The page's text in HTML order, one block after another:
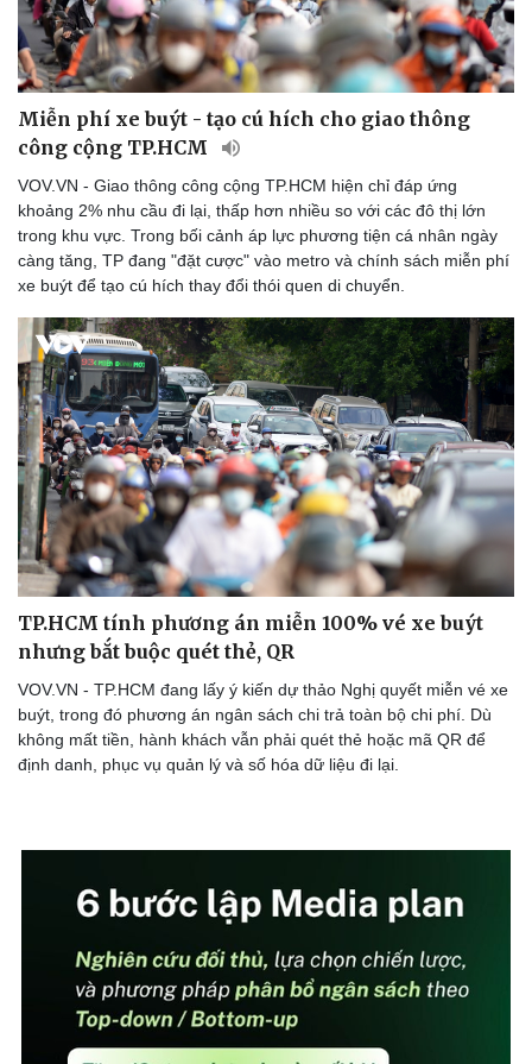
Miễn phí xe buýt - tạo cú hích cho giao thông
công cộng TP.HCM
VOV.VN - Giao thông công cộng TP.HCM hiện chỉ đáp ứng
khoảng 2% nhu cầu đi lại, thấp hơn nhiều so với các đô thị lớn
trong khu vực. Trong bối cảnh áp lực phương tiện cá nhân ngày
càng tăng, TP đang "đặt cược" vào metro và chính sách miễn phí
xe buýt để tạo cú hích thay đổi thói quen di chuyển.
TP.HCM tính phương án miễn 100% vé xe buýt
nhưng bắt buộc quét thẻ, QR
VOV.VN - TP.HCM đang lấy ý kiến dự thảo Nghị quyết miễn vé xe
buýt, trong đó phương án ngân sách chi trả toàn bộ chi phí. Dù
không mất tiền, hành khách vẫn phải quét thẻ hoặc mã QR để
định danh, phục vụ quản lý và số hóa dữ liệu đi lại.